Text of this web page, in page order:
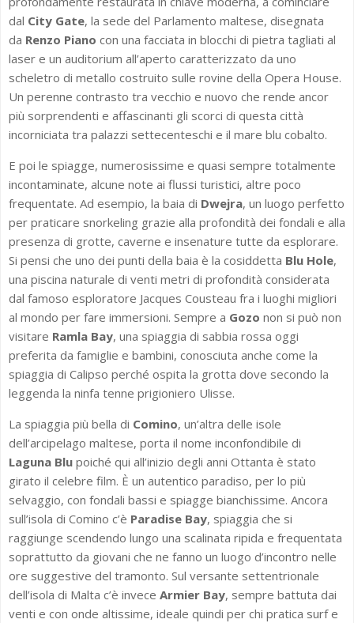
dal City Gate, la sede del Parlamento maltese, disegnata
da Renzo Piano con una facciata in blocchi di pietra tagliati al
laser e un auditorium all’aperto caratterizzato da uno
scheletro di metallo costruito sulle rovine della Opera House.
Un perenne contrasto tra vecchio e nuovo che rende ancor
più sorprendenti e affascinanti gli scorci di questa città
incorniciata tra palazzi settecenteschi e il mare blu cobalto.
E poi le spiagge, numerosissime e quasi sempre totalmente
incontaminate, alcune note ai flussi turistici, altre poco
frequentate. Ad esempio, la baia di Dwejra, un luogo perfetto
per praticare snorkeling grazie alla profondità dei fondali e alla
presenza di grotte, caverne e insenature tutte da esplorare.
Si pensi che uno dei punti della baia è la cosiddetta Blu Hole,
una piscina naturale di venti metri di profondità considerata
dal famoso esploratore Jacques Cousteau fra i luoghi migliori
al mondo per fare immersioni. Sempre a Gozo non si può non
visitare Ramla Bay, una spiaggia di sabbia rossa oggi
preferita da famiglie e bambini, conosciuta anche come la
spiaggia di Calipso perché ospita la grotta dove secondo la
leggenda la ninfa tenne prigioniero Ulisse.
La spiaggia più bella di Comino, un’altra delle isole
dell’arcipelago maltese, porta il nome inconfondibile di
Laguna Blu poiché qui all’inizio degli anni Ottanta è stato
girato il celebre film. È un autentico paradiso, per lo più
selvaggio, con fondali bassi e spiagge bianchissime. Ancora
sull’isola di Comino c’è Paradise Bay, spiaggia che si
raggiunge scendendo lungo una scalinata ripida e frequentata
soprattutto da giovani che ne fanno un luogo d’incontro nelle
ore suggestive del tramonto. Sul versante settentrionale
dell’isola di Malta c’è invece Armier Bay, sempre battuta dai
venti e con onde altissime, ideale quindi per chi pratica surf e